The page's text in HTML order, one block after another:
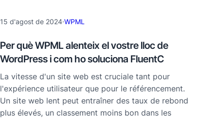
15 d'agost de 2024·WPML
Per què WPML alenteix el vostre lloc de
WordPress i com ho soluciona FluentC
La vitesse d'un site web est cruciale tant pour
l'expérience utilisateur que pour le référencement.
Un site web lent peut entraîner des taux de rebond
plus élevés, un classement moins bon dans les